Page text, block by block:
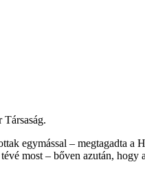
egymással – megtagadta a
most – bőven azután, hogy